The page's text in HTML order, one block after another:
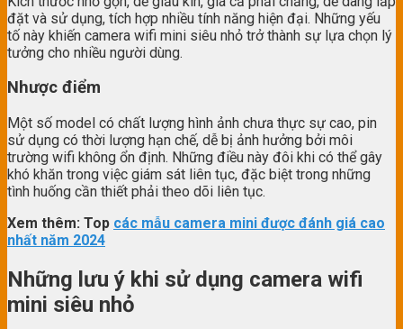
đặt và sử dụng, tích hợp nhiều tính năng hiện đại. Những yếu
tố này khiến camera wifi mini siêu nhỏ trở thành sự lựa chọn lý
tưởng cho nhiều người dùng.
Nhược điểm
Một số model có chất lượng hình ảnh chưa thực sự cao, pin
sử dụng có thời lượng hạn chế, dễ bị ảnh hưởng bởi môi
trường wifi không ổn định. Những điều này đôi khi có thể gây
khó khăn trong việc giám sát liên tục, đặc biệt trong những
tình huống cần thiết phải theo dõi liên tục.
Xem thêm: Top các mẫu camera mini được đánh giá cao
nhất năm 2024
Những lưu ý khi sử dụng camera wifi
mini siêu nhỏ